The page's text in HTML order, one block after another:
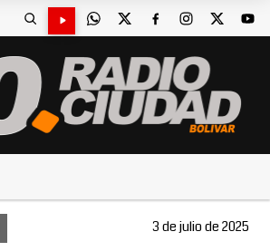
3 de julio de 2025